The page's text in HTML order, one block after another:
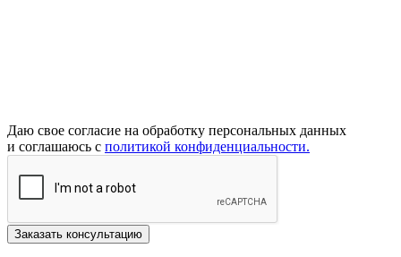
Даю свое согласие на обработку персональных данных
и соглашаюсь с политикой конфиденциальности.